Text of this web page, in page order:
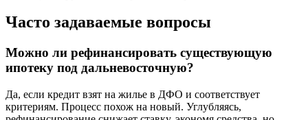
Часто задаваемые вопросы
Можно ли рефинансировать существующую
ипотеку под дальневосточную?
Да, если кредит взят на жилье в ДФО и соответствует
критериям. Процесс похож на новый. Углубляясь,